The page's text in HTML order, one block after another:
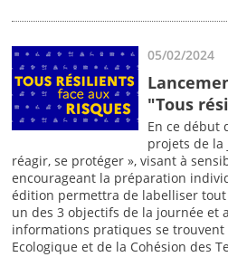
05/02/2024
"Tous
En ce début
projets de la
réagir, se protéger », visant à
encourageant la préparation
édition permettra de labelliser
un des 3 objectifs de la journée et
informations pratiques se
Ecologique et de la Cohésion des